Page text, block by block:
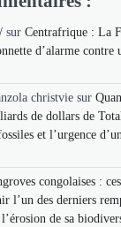
surCentrafrique : La
d’alarme
christvie sur
de dollars de
et l’urgence
congolaises :
l’un des derniers
de sa